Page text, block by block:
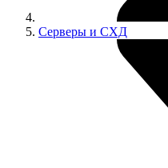
Серверы и СХД